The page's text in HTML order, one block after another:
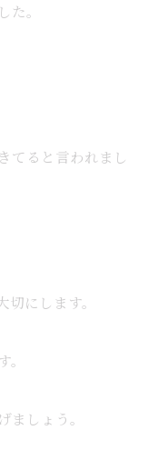
。
てると言われまし
にします。
ましょう。